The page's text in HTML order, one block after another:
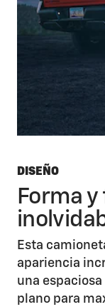
DISEÑO
Forma
Esta
apariencia
una
plano para